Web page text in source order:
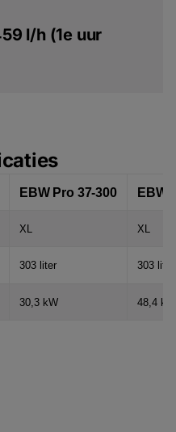
l/h (1e uur
EBW Pro 37-300 EBW
XL XL
303 liter 303 liter
30,3 kW 48,4 kW